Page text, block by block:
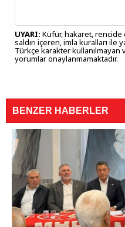
UYARI: Küfür, hakaret, rencide
saldırı içeren, imla kuralları ile
Türkçe karakter kullanılmayan
yorumlar onaylanmamaktadır.
BENZER HABERLER